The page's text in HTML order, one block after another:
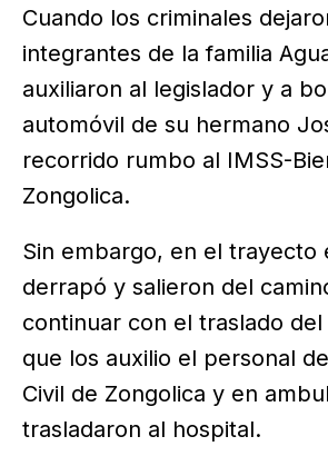
Cuando los criminales
integrantes de la familia
auxiliaron al legislador y a
automóvil de su hermano
recorrido rumbo al IMSS-
Zongolica.
Sin embargo, en el trayecto
derrapó y salieron del
continuar con el traslado
que los auxilio el personal
Civil de Zongolica y en
trasladaron al hospital.